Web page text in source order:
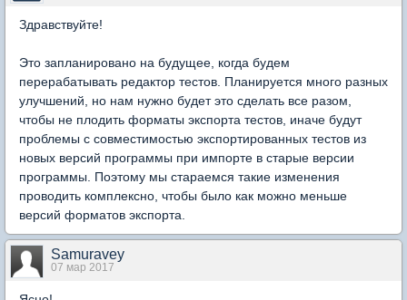
Здравствуйте!
Это запланировано на будущее, когда будем
перерабатывать редактор тестов. Планируется много разных
улучшений, но нам нужно будет это сделать все разом,
чтобы не плодить форматы экспорта тестов, иначе будут
проблемы с совместимостью экспортированных тестов из
новых версий программы при импорте в старые версии
программы. Поэтому мы стараемся такие изменения
проводить комплексно, чтобы было как можно меньше
версий форматов экспорта.
Samuravey
07 мар 2017